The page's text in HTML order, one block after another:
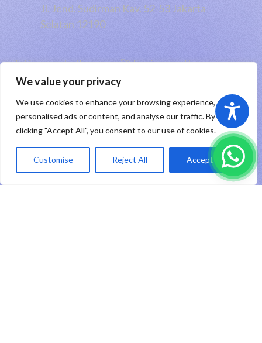
We value your privacy
We use cookies to enhance your browsing experience, serve
personalised ads or content, and analyse our traffic. By
clicking "Accept All", you consent to our use of cookies.
Customise Reject All Accept All
Jl. Jend. Sudirman Kav. 52-53 Jakarta
Selatan 12190
Taking you to the moon 🚀 Engineered by
PT RHP Cipta Digital2026
Sitemap|Privacy Policy |Registered Trademark